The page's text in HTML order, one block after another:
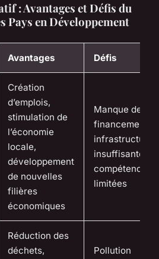
: Avantages et Défis du
Pays en Développement
Avantages Défis
Création
d’emplois,
stimulation de
l’économie
locale,
développement
de nouvelles
filières
économiques
Manque de
financement,
infrastructure
insuffisante,
compétences
limitées
Réduction des
déchets,
Pollution